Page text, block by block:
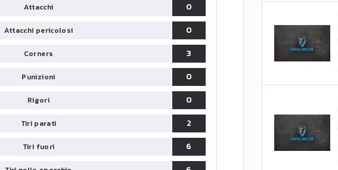
Attacchi
0
Attacchi pericolosi
0
Corners
3
Punizioni
0
Rigori
0
Tiri parati
2
Tiri fuori
6